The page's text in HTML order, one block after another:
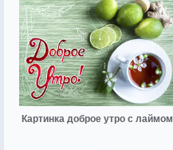
Картинка доброе утро с лаймом